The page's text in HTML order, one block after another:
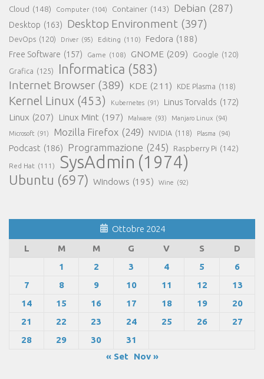
Cloud (148) Computer (104) Container (143) Debian (287)
Desktop (163) Desktop Environment (397)
DevOps (120) Driver (95) Editing (110) Fedora (188)
Free Software (157) Game (108) GNOME (209) Google (120)
Grafica (125) Informatica (583)
Internet Browser (389) KDE (211) KDE Plasma (118)
Kernel Linux (453) Kubernetes (91) Linus Torvalds (172)
Linux (207) Linux Mint (197) Malware (93) Manjaro Linux (94)
Microsoft (91) Mozilla Firefox (249) NVIDIA (118) Plasma (94)
Podcast (186) Programmazione (245) Raspberry Pi (142)
Red Hat (111) SysAdmin (1974)
Ubuntu (697) Windows (195) Wine (92)
Ottobre 2024
L
M M G V S
D
1
2 3 4 5
6
7
8 9 10 11 12
13
14
15 16 17 18 19
20
21
22 23 24 25 26
27
28
29 30
31
« Set
Nov »